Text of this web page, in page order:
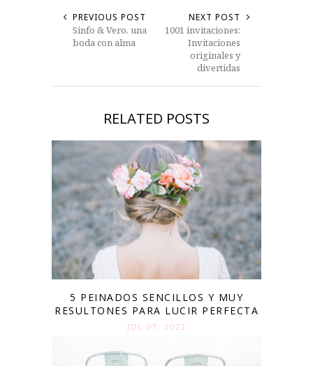
PREVIOUS POST
Sinfo & Vero, una
boda con alma
NEXT POST
1001 invitaciones:
Invitaciones
originales y
divertidas
RELATED POSTS
5 PEINADOS SENCILLOS Y MUY
RESULTONES PARA LUCIR PERFECTA
JUL 07. 2022